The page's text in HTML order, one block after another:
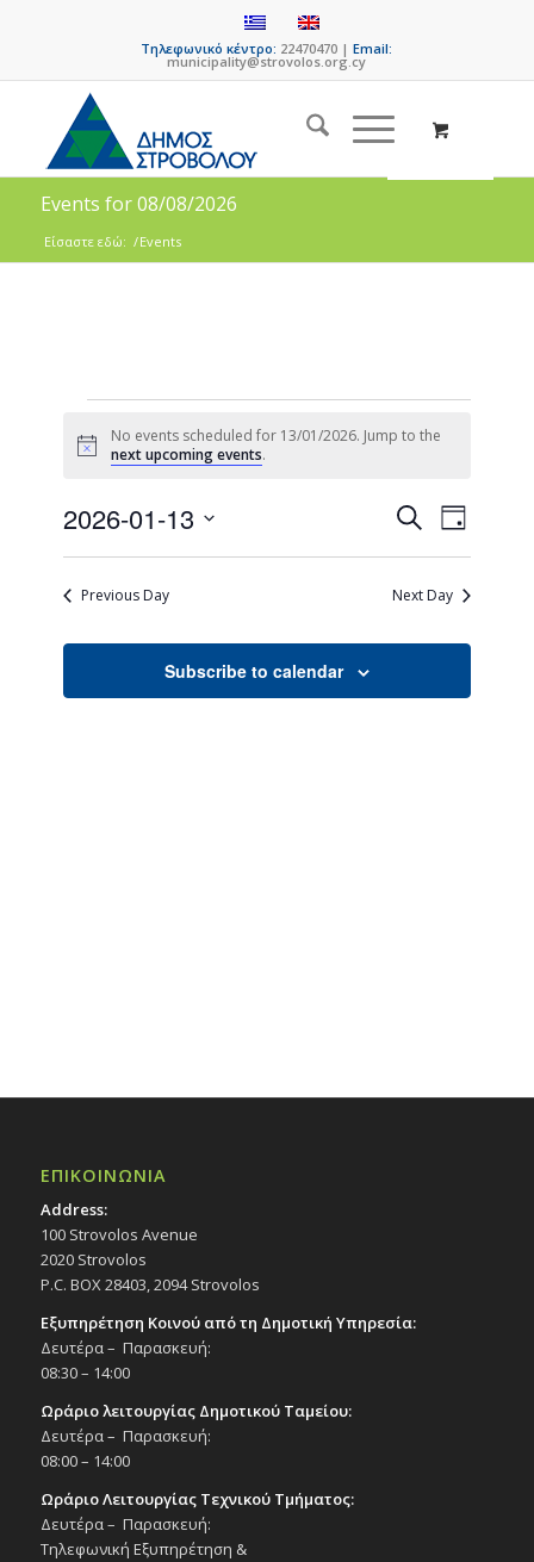
Τηλεφωνικό κέντρο: 22470470 |Email:
municipality@strovolos.org.cy
Events for 08/08/2026
Είσαστε εδώ: /Events
Notice
No events scheduled for 13/01/2026. Jump to the
next upcoming events.
Events
Search
and
SearchEvent
Views
Day
2026-01-13
Previous Day
Next Day
Subscribe to calendar
ΕΠΙΚΟΙΝΩΝΙΑ
Address:
100 Strovolos Avenue
2020 Strovolos
P.C. BOX 28403, 2094 Strovolos
Εξυπηρέτηση Κοινού από τη Δημοτική Υπηρεσία:
Δευτέρα – Παρασκευή:
08:30 – 14:00
Ωράριο λειτουργίας Δημοτικού Ταμείου:
Δευτέρα – Παρασκευή:
08:00 – 14:00
Ωράριο Λειτουργίας Τεχνικού Τμήματος:
Δευτέρα – Παρασκευή:
Τηλεφωνική Εξυπηρέτηση &